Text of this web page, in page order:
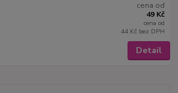
cena od
49 Kč
cena od
44 Kč bez DPH
Detail